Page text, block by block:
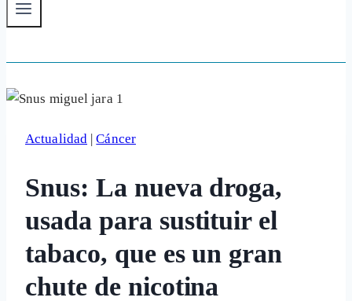
Actualidad |Cáncer
Snus: La nueva droga,
usada para sustituir el
tabaco, que es un gran
chute de nicotina